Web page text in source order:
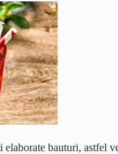
bauturi, astfel